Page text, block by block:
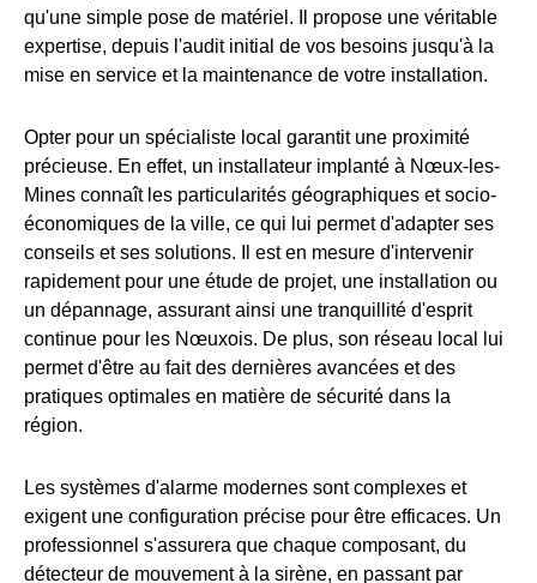
qu'une simple pose de matériel. Il propose une véritable
expertise, depuis l'audit initial de vos besoins jusqu'à la
mise en service et la maintenance de votre installation.
Opter pour un spécialiste local garantit une proximité
précieuse. En effet, un installateur implanté à Nœux-les-
Mines connaît les particularités géographiques et socio-
économiques de la ville, ce qui lui permet d'adapter ses
conseils et ses solutions. Il est en mesure d'intervenir
rapidement pour une étude de projet, une installation ou
un dépannage, assurant ainsi une tranquillité d'esprit
continue pour les Nœuxois. De plus, son réseau local lui
permet d'être au fait des dernières avancées et des
pratiques optimales en matière de sécurité dans la
région.
Les systèmes d'alarme modernes sont complexes et
exigent une configuration précise pour être efficaces. Un
professionnel s'assurera que chaque composant, du
détecteur de mouvement à la sirène, en passant par